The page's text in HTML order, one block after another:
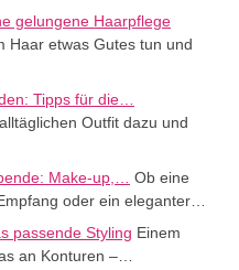
gelungene Haarpflege
Haar etwas Gutes tun und
Tipps für die…
Outfit dazu und
Make-up,… Ob eine
oder ein eleganter…
passende Styling Einem
an Konturen –…